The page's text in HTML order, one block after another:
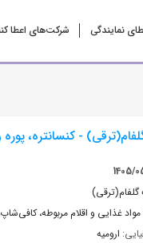
نمایندگی شرکت‌‌های اعطا
- کنسانتره، پوره
1405/
مواد غذایی و اقلام مربوطه،
اروميه